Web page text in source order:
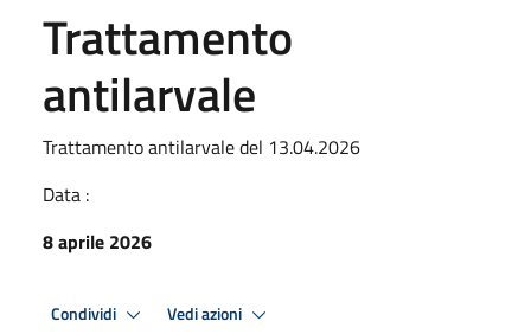
Trattamento
antilarvale
Trattamento antilarvale del 13.04.2026
Data :
8 aprile 2026
Condividi Vedi azioni